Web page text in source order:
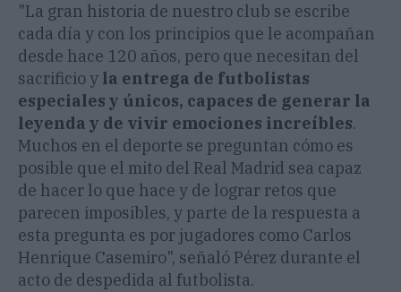
"La gran historia de nuestro club se escribe
cada día y con los principios que le acompañan
desde hace 120 años, pero que necesitan del
sacrificio y la entrega de futbolistas
especiales y únicos, capaces de generar la
leyenda y de vivir emociones increíbles.
Muchos en el deporte se preguntan cómo es
posible que el mito del Real Madrid sea capaz
de hacer lo que hace y de lograr retos que
parecen imposibles, y parte de la respuesta a
esta pregunta es por jugadores como Carlos
Henrique Casemiro", señaló Pérez durante el
acto de despedida al futbolista.